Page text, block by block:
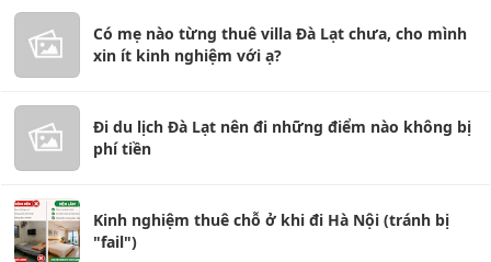
Có mẹ nào từng thuê villa Đà Lạt chưa, cho mình
xin ít kinh nghiệm với ạ?
Đi du lịch Đà Lạt nên đi những điểm nào không bị
phí tiền
Kinh nghiệm thuê chỗ ở khi đi Hà Nội (tránh bị
"fail")